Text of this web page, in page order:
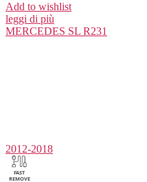
Add to wishlist
leggi di più
MERCEDES SL R231
2012-2018